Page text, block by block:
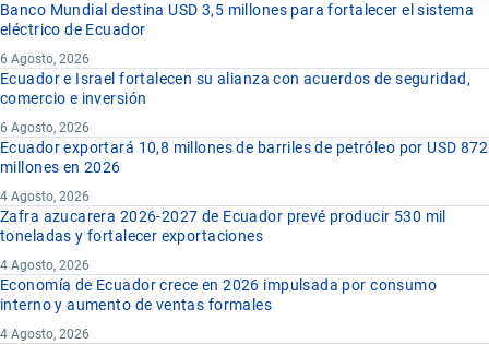
Banco Mundial destina USD 3,5 millones para fortalecer el sistema
eléctrico de Ecuador
6 Agosto, 2026
Ecuador e Israel fortalecen su alianza con acuerdos de seguridad,
comercio e inversión
6 Agosto, 2026
Ecuador exportará 10,8 millones de barriles de petróleo por USD 872
millones en 2026
4 Agosto, 2026
Zafra azucarera 2026-2027 de Ecuador prevé producir 530 mil
toneladas y fortalecer exportaciones
4 Agosto, 2026
Economía de Ecuador crece en 2026 impulsada por consumo
interno y aumento de ventas formales
4 Agosto, 2026